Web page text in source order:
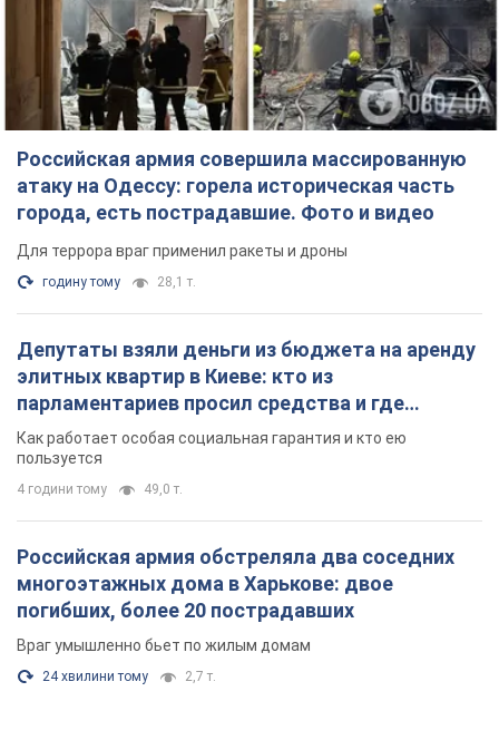
Российская армия совершила массированную
атаку на Одессу: горела историческая часть
города, есть пострадавшие. Фото и видео
Для террора враг применил ракеты и дроны
годину тому 28,1 т.
Депутаты взяли деньги из бюджета на аренду
элитных квартир в Киеве: кто из
парламентариев просил средства и где
поселился
Как работает особая социальная гарантия и кто ею
пользуется
4 години тому 49,0 т.
Российская армия обстреляла два соседних
многоэтажных дома в Харькове: двое
погибших, более 20 пострадавших
Враг умышленно бьет по жилым домам
24 хвилини тому 2,7 т.